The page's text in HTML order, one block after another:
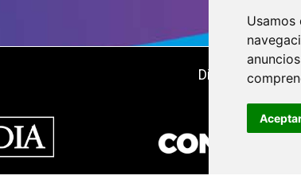
Dirigido,